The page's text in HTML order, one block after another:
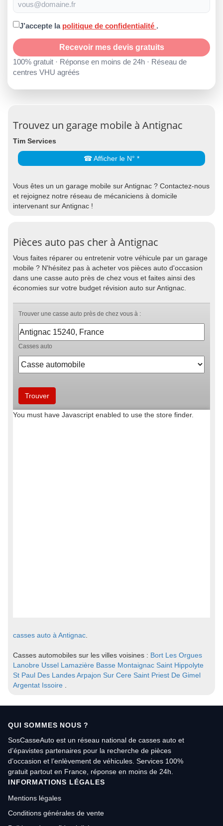
J’accepte la politique de confidentialité .
Recevoir mes devis gratuits
100% gratuit · Réponse en moins de 24h · Réseau de
centres VHU agréés
Trouvez un garage mobile à Antignac
Tim Services
☎ Afficher le N° *
Vous êtes un un garage mobile sur Antignac ? Contactez-nous
et rejoignez notre réseau de mécaniciens à domicile
intervenant sur Antignac !
Pièces auto pas cher à Antignac
Vous faites réparer ou entretenir votre véhicule par un garage
mobile ? N'hésitez pas à acheter vos pièces auto d'occasion
dans une casse auto près de chez vous et faites ainsi des
économies sur votre budget révision auto sur Antignac.
casses auto à Antignac
Casses automobiles sur les villes voisines : Bort Les Orgues
Lanobre Ussel Lamazière Basse Montaignac Saint Hippolyte
St Paul Des LandesArpajon Sur Cere Saint Priest De Gimel
Argentat Issoire
QUI SOMMES NOUS ?
SosCasseAuto est un réseau national de casses auto et
d’épavistes partenaires pour la recherche de pièces
d’occasion et l’enlèvement de véhicules. Services 100%
gratuit partout en France, réponse en moins de 24h.
INFORMATIONS LÉGALES
Mentions légales
Conditions générales de vente